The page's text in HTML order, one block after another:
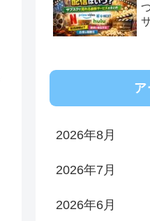
2026年8月
2026年7月
2026年6月